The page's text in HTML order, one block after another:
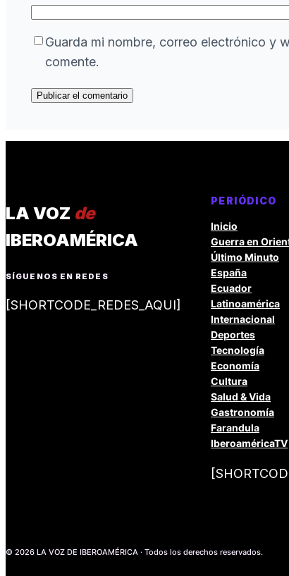
Guarda mi nombre, correo electrónico y
comente.
LA VOZ de
IBEROAMÉRICA
SÍGUENOS EN REDES
[SHORTCODE_REDES_AQUI]
PERIÓDICO
Inicio
Guerra en
Último Minuto
España
Ecuador
Latinoamérica
Internacional
Deportes
Tecnología
Economía
Cultura
Salud & Vida
Gastronomía
Farandula
IberoaméricaTV
© 2026 LA VOZ DE IBEROAMÉRICA · Todos los derechos reservados.